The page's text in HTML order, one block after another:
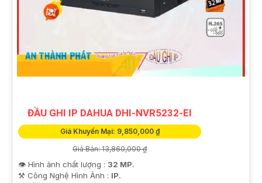
ĐẦU GHI IP DAHUA DHI-NVR5232-EI
Giá Khuyến Mại: 9,850,000 ₫
Giá Bán: 13,860,000 ₫
👁 Hình ảnh chất lượng : 32 MP.
⚒ Công Nghệ Hình Ảnh : IP.